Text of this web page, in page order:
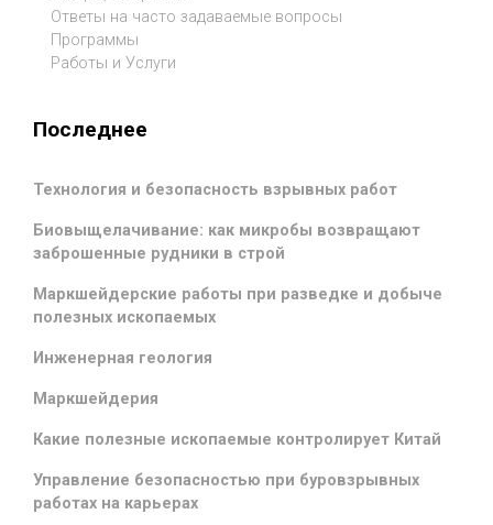
Ответы на часто задаваемые вопросы
Программы
Работы и Услуги
Последнее
Технология и безопасность взрывных работ
Биовыщелачивание: как микробы возвращают
заброшенные рудники в строй
Маркшейдерские работы при разведке и добыче
полезных ископаемых
Инженерная геология
Маркшейдерия
Какие полезные ископаемые контролирует Китай
Управление безопасностью при буровзрывных
работах на карьерах